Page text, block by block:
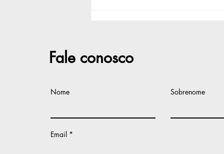
no próximo dia 7
Fale conosco
Nome Sobrenome
Email